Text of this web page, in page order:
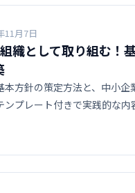
11月7日
織として取り組む！
本方針の策定方法と、中小企
プレート付きで実践的な内